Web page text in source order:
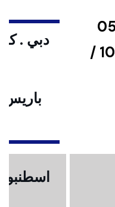
ولغاية 09 / 10 /
دبي .
باريس